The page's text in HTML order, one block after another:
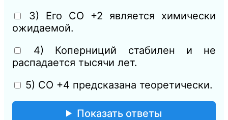
3) Его СО +2 является химически
ожидаемой.
4) Коперниций стабилен и не
распадается тысячи лет.
5) СО +4 предсказана теоретически.
Показать ответы